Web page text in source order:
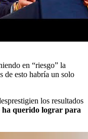
en “riesgo” la
de esto habría un solo
los resultados
ha querido lograr para